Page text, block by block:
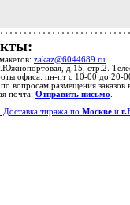
zakaz@6044689.ru
д.15, стр.2.
офиса: пн-пт с 10-00 до 20-
вопросам размещения
почта: Отправить письмо
Доставка тиража по Москве и